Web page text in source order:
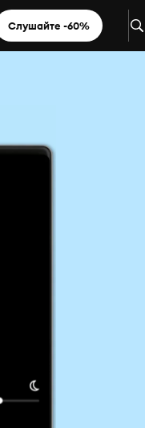
Слушайте -60%